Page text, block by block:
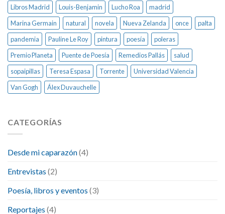
Libros Madrid
Louis-Benjamin Lucho Roa
madrid
Marina Germain
natural novela Nueva Zelanda once
palta
pandemia
Pauline Le Roy pintura poesía
poleras
Premio Planeta
Puente de Poesía Remedios Pallás
salud
sopaipillas
Teresa Espasa Torrente
Universidad Valencia
Van Gogh
Álex Duvauchelle
CATEGORÍAS
Desde mi caparazón(4)
Entrevistas (2)
Poesía, libros y eventos (3)
Reportajes (4)